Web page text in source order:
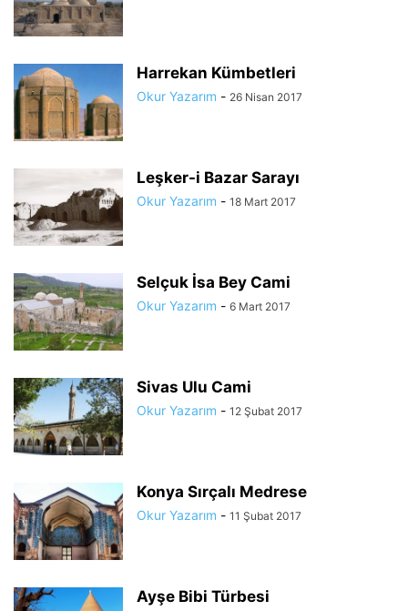
Harrekan Kümbetleri
Okur Yazarım - 26 Nisan 2017
Leşker-i Bazar Sarayı
Okur Yazarım - 18 Mart 2017
Selçuk İsa Bey Cami
Okur Yazarım - 6 Mart 2017
Sivas Ulu Cami
Okur Yazarım - 12 Şubat 2017
Konya Sırçalı Medrese
Okur Yazarım - 11 Şubat 2017
Ayşe Bibi Türbesi